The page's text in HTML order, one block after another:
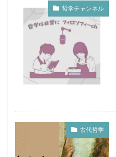
哲学チャンネル
古代哲学